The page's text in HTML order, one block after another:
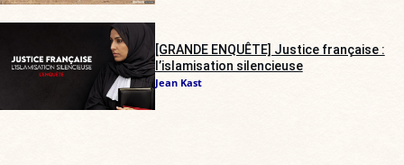
[GRANDE ENQUÊTE] Justice française :
l’islamisation silencieuse
Jean Kast